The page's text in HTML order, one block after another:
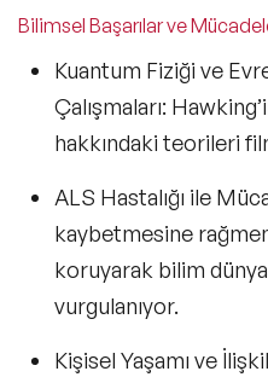
Bilimsel Başarılar ve
Kuantum Fiziği ve
Çalışmaları:
hakkındaki teorileri
ALS Hastalığı ile
kaybetmesine
koruyarak bilim
vurgulanıyor.
Kişisel Yaşamı ve